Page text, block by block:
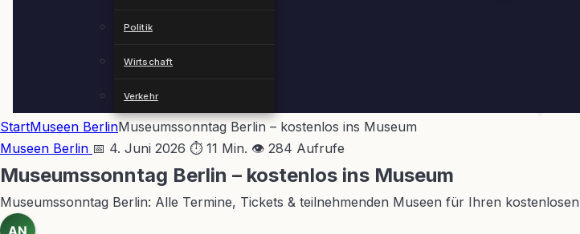
Politik
Wirtschaft
Verkehr
StartMuseen BerlinMuseumssonntag Berlin – kostenlos ins Museum
Museen Berlin 📅 4. Juni 2026 ⏱ 11 Min. 👁 284 Aufrufe
Museumssonntag Berlin – kostenlos ins Museum
Museumssonntag Berlin: Alle Termine, Tickets & teilnehmenden Museen für Ihren
AN